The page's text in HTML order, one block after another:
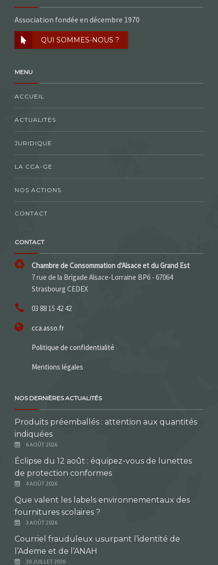
Association fondée en décembre 1970
QUI SOMMES-NOUS ?
MENU
ACCUEIL
ACTUALITÉS
JURIDIQUE
LA CCA-GE
NOS ACTIONS
CONTACT
CONTACT
Chambre de Consommation d'Alsace et du Grand Est
7 rue de la Brigade Alsace-Lorraine BP6 - 67064
Strasbourg CEDEX
03 88 15 42 42
cca.asso.fr
Politique de confidentialité
Mentions légales
NOS DERNIÈRES ACTUALITÉS
Produits préemballés : attention aux quantités
indiquées
6 AOÛT 2026
Éclipse du 12 août : équipez-vous de lunettes
de protection conformes
4 AOÛT 2026
Que valent les labels environnementaux des
fournitures scolaires ?
3 AOÛT 2026
Courriel frauduleux usurpant l’identité de
l’Ademe et de l’ANAH
30 JUILLET 2026